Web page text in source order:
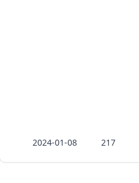
2024-01-08 217